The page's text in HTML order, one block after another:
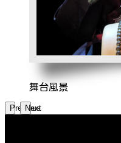
舞台風景
Previous
Next